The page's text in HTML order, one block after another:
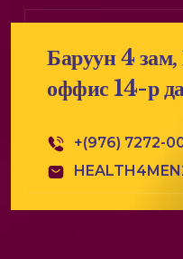
Баруун 4 зам,
оффис 14-р
+(976) 7272-